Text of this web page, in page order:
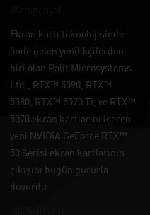
Ekran kartı teknolojisinde
önde gelen yenilikçilerden
biri olan Palit Microsystems
Ltd., RTX™ 5090, RTX™
5080, RTX™ 5070 Ti, ve RTX™
5070 ekran kartlarını içeren
yeni NVIDIA GeForce RTX™
50 Serisi ekran kartlarının
çıkışını bugün gururla
duyurdu.